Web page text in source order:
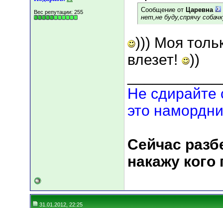
Вес репутации: 255 Сообщение от Царевна
нет,не буду,спрячу
))) Моя
влезет!
))
Не сдирайте
это
Сейчас
накажу кого
31.01.2012, 22:25